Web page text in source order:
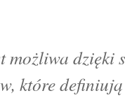
możliwa dzięki
które